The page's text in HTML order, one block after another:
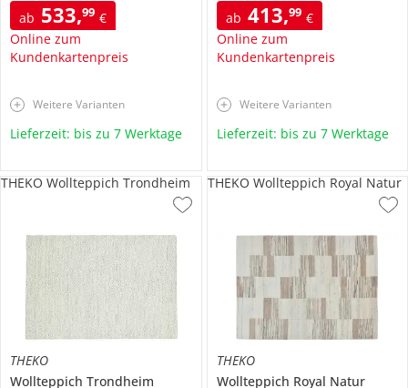
ab 533,99 €
Online zum
Kundenkartenpreis
Weitere Varianten
Lieferzeit: bis zu 7 Werktage
ab 413,99 €
Online zum
Kundenkartenpreis
Weitere Varianten
Lieferzeit: bis zu 7 Werktage
THEKO
Wollteppich Trondheim
THEKO Wollteppich Trondheim
THEKO
Wollteppich Royal Natur
THEKO Wollteppich Royal Natur